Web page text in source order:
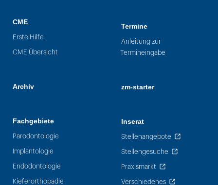
CME
Erste Hilfe
CME Übersicht
Archiv
Fachgebiete
Parodontologie
Implantologie
Endodontologie
Kieferorthopädie
Termine
Anleitung zur
Termineingabe
zm-starter
Inserat
Stellenangebote
Stellengesuche
Praxismarkt
Verschiedenes